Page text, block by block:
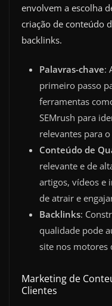
envolvem a escolha
criação de conteúdo
backlinks.
Palavras-chave:
primeiro passo
ferramentas
SEMrush para
relevantes para
Conteúdo de
relevante e de
artigos, vídeos e
de atrair e
Backlinks:
qualidade pode
site nos motores
Marketing de
Clientes